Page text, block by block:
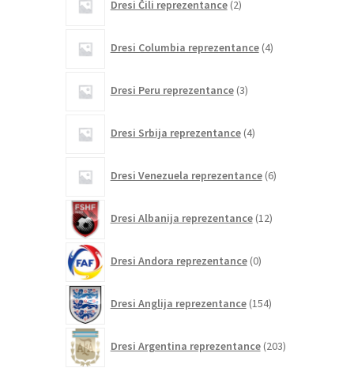
Dresi Čili reprezentance 2izdelka
Dresi Columbia reprezentance 4izdelki
Dresi Peru reprezentance 3izdelki
Dresi Srbija reprezentance 4izdelki
Dresi Venezuela reprezentance 6izdelkov
Dresi Albanija reprezentance 12izdelkov
Dresi Andora reprezentance 0izdelkov
Dresi Anglija reprezentance 154izdelkov
Dresi Argentina reprezentance 203izdelki